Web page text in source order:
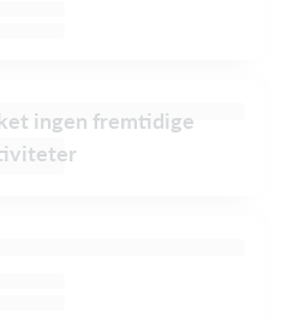
ingen fremtidige